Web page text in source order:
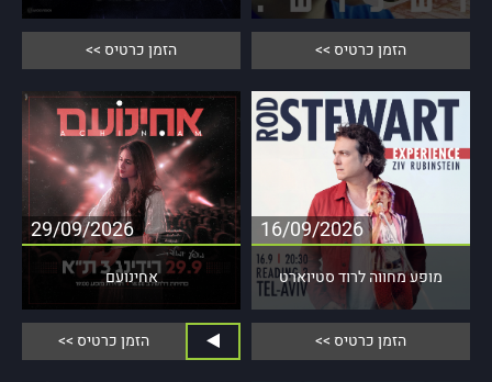
02/09/2026
21:00
הזמן כרטיס
הזמן כרטיס >>
15/09/2026
21:30
הזמן כרטיס
הזמן כרטיס >>
16/09/2026
מופע מחווה לרוד סטיוארט
16/09/2026
20:30
הזמן כרטיס >>
29/09/2026
אחינועם
29/09/2026
19:00
הזמן כרטיס >>